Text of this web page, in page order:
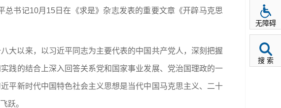
书记10月15日在《求是》杂志发表的重要文章《开辟马克思
大以来，以习近平同志为主要代表的中国共产党人，深刻把握
践的结合上深入回答关系党和国家事业发展、党治国理政的一
平新时代中国特色社会主义思想是当代中国马克思主义、二十
跃。
无障碍
搜 索